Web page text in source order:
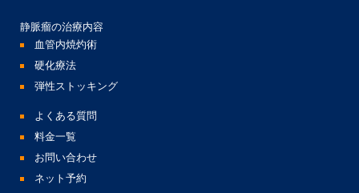
静脈瘤の治療内容
血管内焼灼術
硬化療法
弾性ストッキング
よくある質問
料金一覧
お問い合わせ
ネット予約